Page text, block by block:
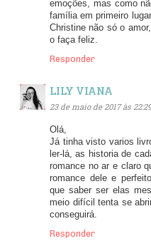
emoções, mas como
família em primeiro
Christine não só o
o faça feliz.
Responder
LILY VIANA
23 de maio de 2017 às 22:29
Olá,
Já tinha visto varios
ler-lá, as historia de
romance no ar e claro
romance dele e
que saber ser elas
meio difícil tenta se
conseguirá.
Responder